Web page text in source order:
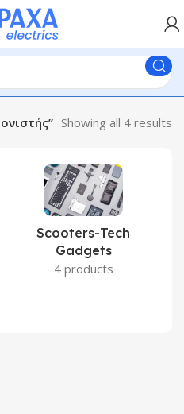
Showing all 4 results
Scooters-Tech
Gadgets
4 products